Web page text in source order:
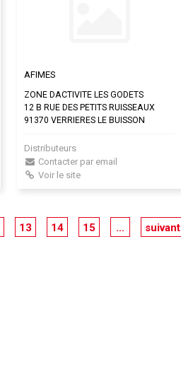
AFIMES
ZONE DACTIVITE LES GODETS
12 B RUE DES PETITS RUISSEAUX
91370 VERRIERES LE BUISSON
Distributeurs
Contacter par email
Voir le site
13 14 15 …